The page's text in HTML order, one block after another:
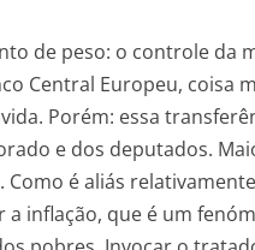
de peso: o controle da
Central Europeu, coisa
Porém: essa
e dos deputados.
é aliás
inflação, que é um